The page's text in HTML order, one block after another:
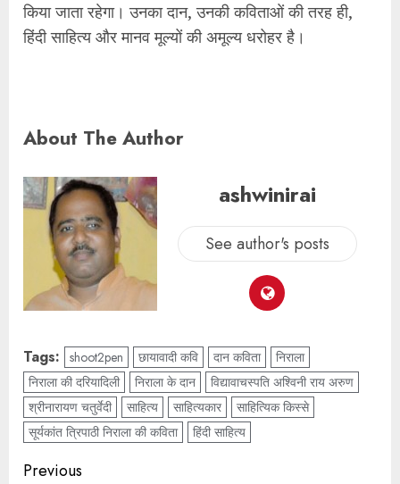
किया जाता रहेगा। उनका दान, उनकी कविताओं की तरह ही,
हिंदी साहित्य और मानव मूल्यों की अमूल्य धरोहर है।
About The Author
ashwinirai
See author's posts
Tags: shoot2pen छायावादी कवि दान कविता
निराला
निराला की दरियादिली
निराला के दान
विद्यावाचस्पति अश्विनी राय अरुण
श्रीनारायण चतुर्वेदी
साहित्य साहित्यकार
साहित्यिक किस्से
सूर्यकांत त्रिपाठी निराला की कविता
हिंदी साहित्य
Previous